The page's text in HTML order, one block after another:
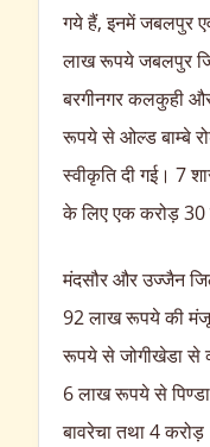
गये हैं, इनमें जबलपुर
लाख रूपये जबलपुर
बरगीनगर कलकुही
रूपये से ओल्ड बाम्बे
स्वीकृति दी गई। 7
के लिए एक करोड़
मंदसौर और उज्जैन
92 लाख रूपये की
रूपये से जोगीखेडा से
6 लाख रूपये से
बावरेचा तथा 4